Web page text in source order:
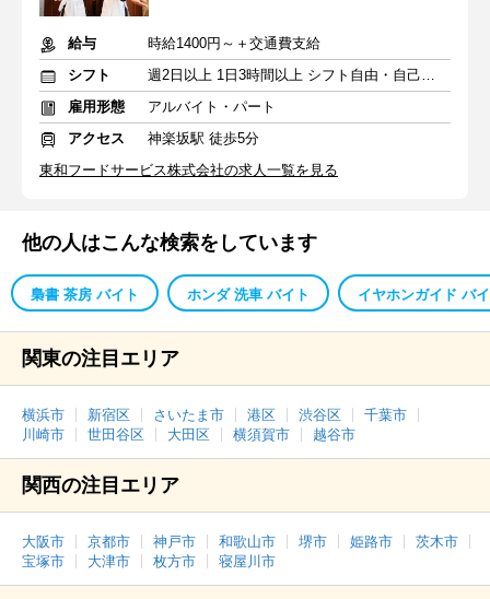
給与
時給1400円～＋交通費支給
シフト
週2日以上 1日3時間以上 シフト自由・自己申告
雇用形態
アルバイト・パート
アクセス
神楽坂駅 徒歩5分
東和フードサービス株式会社の求人一覧を見る
他の人はこんな検索をしています
梟書 茶房 バイト ホンダ 洗車 バイト イヤホンガイド バ
関東の注目エリア
横浜市 新宿区 さいたま市 港区 渋谷区
千葉市
川崎市
世田谷区 大田区 横須賀市 越谷市
関西の注目エリア
大阪市 京都市 神戸市 和歌山市 堺市 姫路市
茨木市
宝塚市
大津市 枚方市 寝屋川市